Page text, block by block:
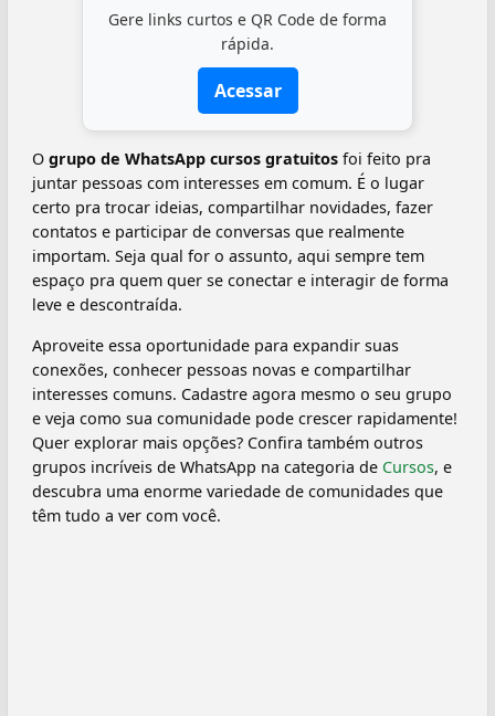
Gere links curtos e QR Code de forma
rápida.
Acessar
O grupo de WhatsApp cursos gratuitos foi feito pra
juntar pessoas com interesses em comum. É o lugar
certo pra trocar ideias, compartilhar novidades, fazer
contatos e participar de conversas que realmente
importam. Seja qual for o assunto, aqui sempre tem
espaço pra quem quer se conectar e interagir de forma
leve e descontraída.
Aproveite essa oportunidade para expandir suas
conexões, conhecer pessoas novas e compartilhar
interesses comuns. Cadastre agora mesmo o seu grupo
e veja como sua comunidade pode crescer rapidamente!
Quer explorar mais opções? Confira também outros
grupos incríveis de WhatsApp na categoria de Cursos, e
descubra uma enorme variedade de comunidades que
têm tudo a ver com você.